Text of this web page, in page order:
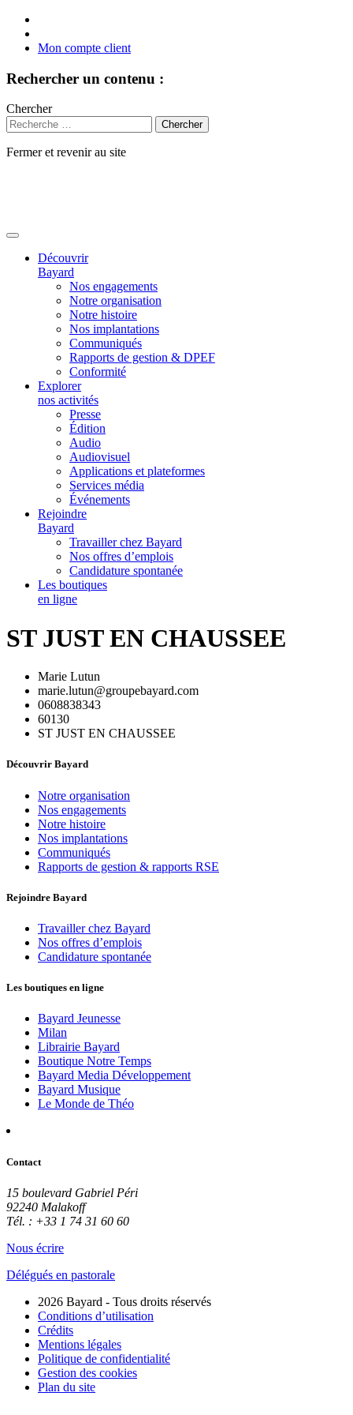
Mon compte client
Rechercher un contenu :
Chercher
Fermer et revenir au site
Découvrir
Bayard
Nos engagements
Notre organisation
Notre histoire
Nos implantations
Communiqués
Rapports de gestion & DPEF
Conformité
Explorer
nos activités
Presse
Édition
Audio
Audiovisuel
Applications et plateformes
Services média
Événements
Rejoindre
Bayard
Travailler chez Bayard
Nos offres d’emplois
Candidature spontanée
Les boutiques
en ligne
ST JUST EN CHAUSSEE
Marie Lutun
marie.lutun@groupebayard.com
0608838343
60130
ST JUST EN CHAUSSEE
Découvrir Bayard
Notre organisation
Nos engagements
Notre histoire
Nos implantations
Communiqués
Rapports de gestion & rapports RSE
Rejoindre Bayard
Travailler chez Bayard
Nos offres d’emplois
Candidature spontanée
Les boutiques en ligne
Bayard Jeunesse
Milan
Librairie Bayard
Boutique Notre Temps
Bayard Media Développement
Bayard Musique
Le Monde de Théo
Contact
15 boulevard Gabriel Péri
92240 Malakoff
Tél. : +33 1 74 31 60 60
Nous écrire
Délégués en pastorale
2026 Bayard - Tous droits réservés
Conditions d’utilisation
Crédits
Mentions légales
Politique de confidentialité
Gestion des cookies
Plan du site